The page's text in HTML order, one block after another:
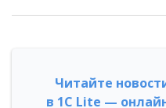
Читайте
в 1С Lite —